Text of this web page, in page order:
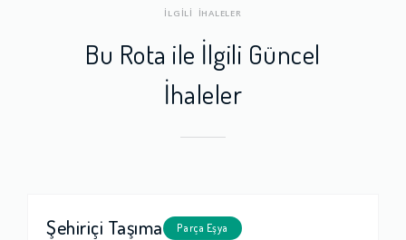
İLGİLİ İHALELER
Bu Rota ile İlgili Güncel
İhaleler
Şehiriçi Taşıma Parça Eşya